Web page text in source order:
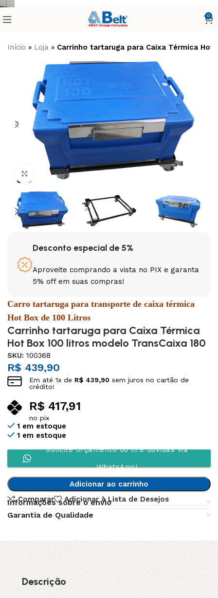
0
Início » Loja » Carrinho tartaruga para Caixa Térmica
Clique para ampliar
Desconto especial de 5%
Aproveite comprando a vista no PIX e garanta
5% off em suas compras!
Carro tartaruga para transporte de caixa térmica
Hot Box de 100 Litros
Carrinho tartaruga para Caixa Térmica
Hot Box 100 litros modelo TransCaixa 180
SKU:100368
R$ 439,90
Em até1x de R$ 439,90 sem juros no cartão de
crédito!
R$ 417,91
no pix
1 em estoque
1 em estoque
Solicite orçamento ou tire dúvidas via
WhatsApp!
Adicionar ao carrinho
Comparar
Adicionar à Lista de Desejos
Informações sobre o envio
Garantia de Qualidade
Descrição